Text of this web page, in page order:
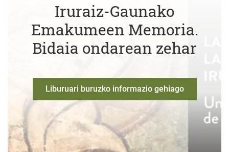
Iruraiz-Gaunako
Emakumeen Memoria.
Bidaia ondarean zehar
Liburuari buruzko informazio gehiago